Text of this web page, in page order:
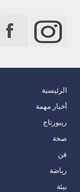
الرئيسية
أخبار مهمة
ريبورتاج
صحة
فن
رياضة
بيئة